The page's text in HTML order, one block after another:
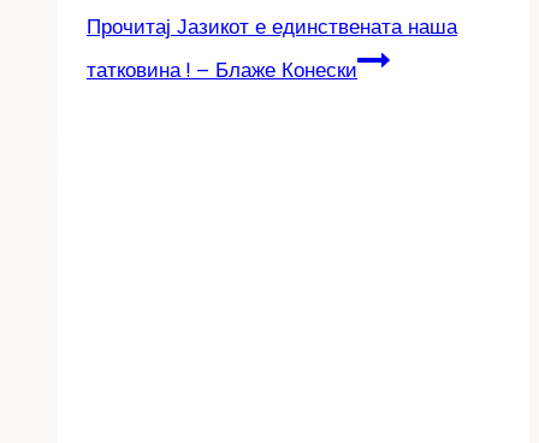
Прочитај Јазикот е единствената наша
татковина ! – Блаже Конески